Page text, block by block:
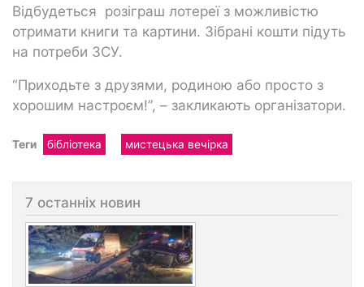
Відбудеться розіграш лотереї з можливістю
отримати книги та картини. Зібрані кошти підуть
на потреби ЗСУ.
“Приходьте з друзями, родиною або просто з
хорошим настроєм!”, – закликають організатори.
Теги бібліотека мистецька вечірка
7 останніх новин